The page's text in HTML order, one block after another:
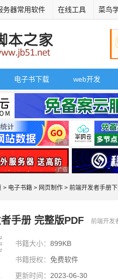
务器常用软件 在线工具 菜鸟
电子书下载 web开发
广告 商业广告，理性选择
广告 商业广告，理性选
> 电子书籍 > 网页制作 > 前端开发者手册
手册 完整版PDF 前端开发
书籍大小： 899KB
书籍授权： 免费软件
更新时间： 2023-06-30